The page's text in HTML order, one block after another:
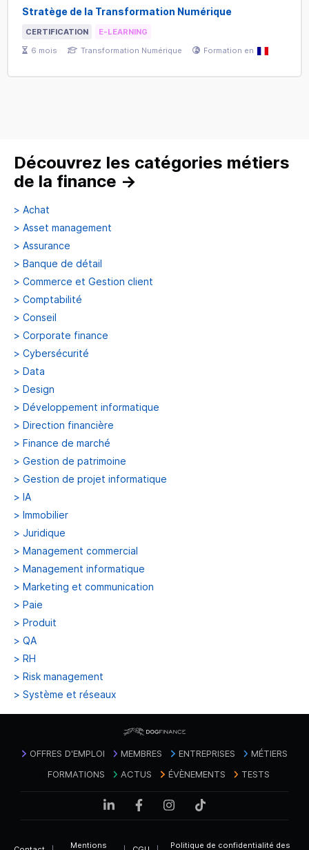
Stratège de la Transformation Numérique
CERTIFICATION
E-LEARNING
6 mois Transformation Numérique Formation en
Découvrez les catégories métiers
de la finance →
> Achat
> Asset management
> Assurance
> Banque de détail
> Commerce et Gestion client
> Comptabilité
> Conseil
> Corporate finance
> Cybersécurité
> Data
> Design
> Développement informatique
> Direction financière
> Finance de marché
> Gestion de patrimoine
> Gestion de projet informatique
> IA
> Immobilier
> Juridique
> Management commercial
> Management informatique
> Marketing et communication
> Paie
> Produit
> QA
> RH
> Risk management
> Système et réseaux
OFFRES D'EMPLOI MEMBRES ENTREPRISES
MÉTIERS
FORMATIONS
ACTUS ÉVÈNEMENTS TESTS
Mentions
Politique de confidentialité des